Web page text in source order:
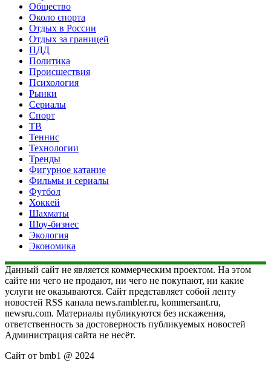
Общество
Около спорта
Отдых в России
Отдых за границей
ПДД
Политика
Происшествия
Психология
Рынки
Сериалы
Спорт
ТВ
Теннис
Технологии
Тренды
Фигурное катание
Фильмы и сериалы
Футбол
Хоккей
Шахматы
Шоу-бизнес
Экология
Экономика
Данный сайт не является коммерческим проектом. На этом
сайте ни чего не продают, ни чего не покупают, ни какие
услуги не оказываются. Сайт представляет собой ленту
новостей RSS канала news.rambler.ru, kommersant.ru,
newsru.com. Материалы публикуются без искажения,
ответственность за достоверность публикуемых новостей
Администрация сайта не несёт.
Сайт от bmb1 @ 2024